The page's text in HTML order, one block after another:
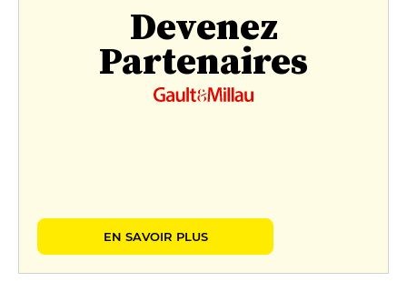
Devenez
Partenaires
EN SAVOIR PLUS